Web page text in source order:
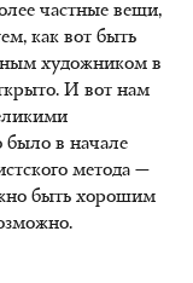
частные вещи,
как вот быть
художником в
И вот нам
было в начале
метода —
быть хорошим